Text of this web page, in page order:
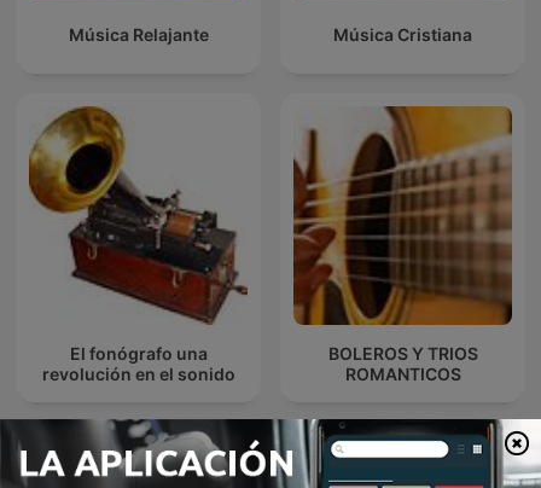
Música Relajante Música Cristiana
El fonógrafo una
revolución en el sonido
BOLEROS Y TRIOS
ROMANTICOS